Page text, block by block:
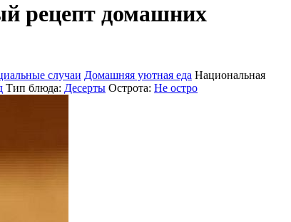
рецепт домашних
случаи Домашняя уютная еда Национальная
Тип блюда: Десерты Острота: Не остро